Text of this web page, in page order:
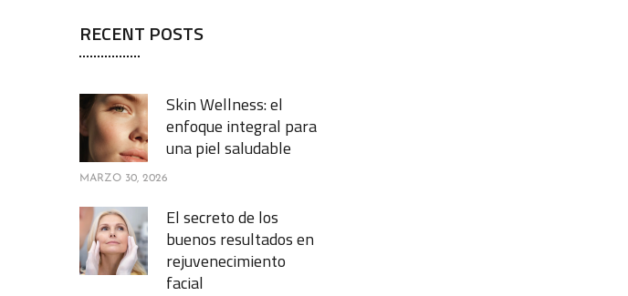
RECENT POSTS
Skin Wellness: el
enfoque integral para
una piel saludable
MARZO 30, 2026
El secreto de los
buenos resultados en
rejuvenecimiento
facial